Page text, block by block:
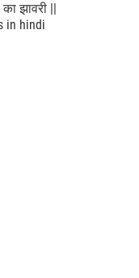
झावरी ||
in hindi